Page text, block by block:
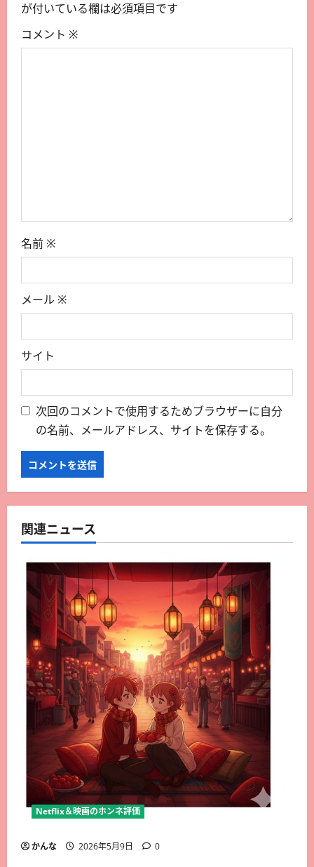
が付いている欄は必須項目です
コメント ※
名前 ※
メール ※
サイト
次回のコメントで使用するためブラウザーに自分
の名前、メールアドレス、サイトを保存する。
関連ニュース
Netflix＆映画のホンネ評価
かんな 2026年5月9日 0